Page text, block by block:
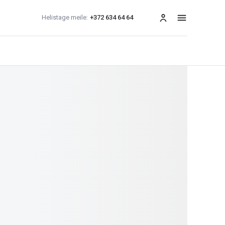
Helistage meile: +372 634 64 64 menüü